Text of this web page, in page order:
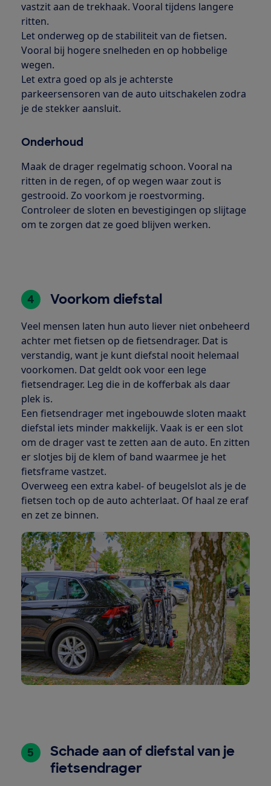
vastzit aan de trekhaak. Vooral tijdens langere
ritten.
Let onderweg op de stabiliteit van de fietsen.
Vooral bij hogere snelheden en op hobbelige
wegen.
Let extra goed op als je achterste
parkeersensoren van de auto uitschakelen zodra
je de stekker aansluit.
Onderhoud
Maak de drager regelmatig schoon. Vooral na
ritten in de regen, of op wegen waar zout is
gestrooid. Zo voorkom je roestvorming.
Controleer de sloten en bevestigingen op slijtage
om te zorgen dat ze goed blijven werken.
4 Voorkom diefstal
Veel mensen laten hun auto liever niet onbeheerd
achter met fietsen op de fietsendrager. Dat is
verstandig, want je kunt diefstal nooit helemaal
voorkomen. Dat geldt ook voor een lege
fietsendrager. Leg die in de kofferbak als daar
plek is.
Een fietsendrager met ingebouwde sloten maakt
diefstal iets minder makkelijk. Vaak is er een slot
om de drager vast te zetten aan de auto. En zitten
er slotjes bij de klem of band waarmee je het
fietsframe vastzet.
Overweeg een extra kabel- of beugelslot als je de
fietsen toch op de auto achterlaat. Of haal ze eraf
en zet ze binnen.
5
Schade aan of diefstal van je
fietsendrager